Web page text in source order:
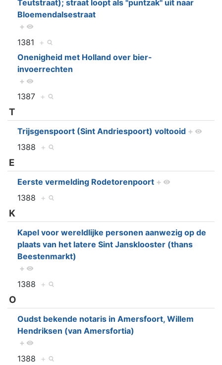
Teutstraat); straat loopt als "puntzak" uit naar
Bloemendalsestraat
+
1381 +
Onenigheid met Holland over bier-
invoerrechten
+
1387 +
T
Trijsgenspoort (Sint Andriespoort) voltooid +
1388 +
E
Eerste vermelding Rodetorenpoort +
1388 +
K
Kapel voor wereldlijke personen aanwezig op de
plaats van het latere Sint Jansklooster (thans
Beestenmarkt)
+
1388 +
O
Oudst bekende notaris in Amersfoort, Willem
Hendriksen (van Amersfortia)
+
1388 +